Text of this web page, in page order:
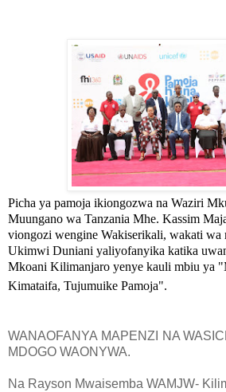
Picha ya pamoja ikiongozwa na Waziri
Muungano wa Tanzania Mhe. Kassim
viongozi wengine Wakiserikali, wakati wa
Ukimwi Duniani yaliyofanyika katika
Mkoani Kilimanjaro yenye kauli mbiu ya
Kimataifa, Tujumuike Pamoja".
WANAOFANYA MAPENZI NA
MDOGO WAONYWA.
Na Rayson Mwaisemba WAMJW-